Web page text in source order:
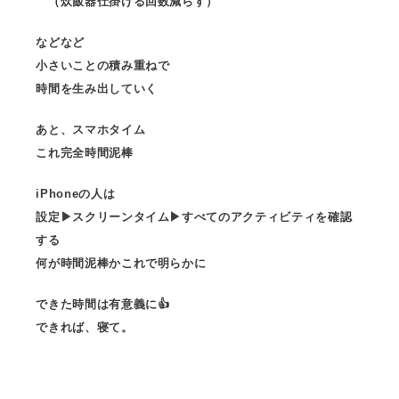
などなど
小さいことの積み重ねで
時間を生み出していく
あと、スマホタイム
これ完全時間泥棒
iPhoneの人は
設定▶︎スクリーンタイム▶︎すべてのアクティビティを確認
する
何が時間泥棒かこれで明らかに
できた時間は有意義に👍
できれば、寝て。